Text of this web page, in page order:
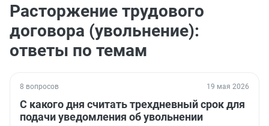
Расторжение трудового
договора (увольнение):
ответы по темам
8 вопросов 19 мая 2026
С какого дня считать трехдневный срок для
подачи уведомления об увольнении